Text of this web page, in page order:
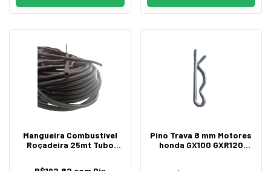
Mangueira Combustível
Roçadeira 25mt Tubo
Pino Trava 8 mm Motores
honda GX100 GXR120